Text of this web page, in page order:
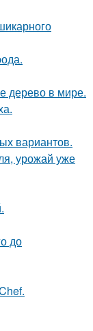
дерево в мире.
вариантов.
урожай уже
до